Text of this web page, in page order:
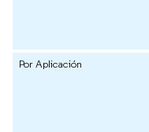
Por Aplicación